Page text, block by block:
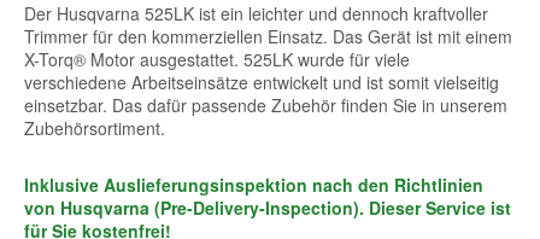
Der Husqvarna 525LK ist ein leichter und dennoch kraftvoller
Trimmer für den kommerziellen Einsatz. Das Gerät ist mit einem
X-Torq® Motor ausgestattet. 525LK wurde für viele
verschiedene Arbeitseinsätze entwickelt und ist somit vielseitig
einsetzbar. Das dafür passende Zubehör finden Sie in unserem
Zubehörsortiment.
Inklusive Auslieferungsinspektion nach den Richtlinien
von Husqvarna (Pre-Delivery-Inspection). Dieser Service ist
für Sie kostenfrei!